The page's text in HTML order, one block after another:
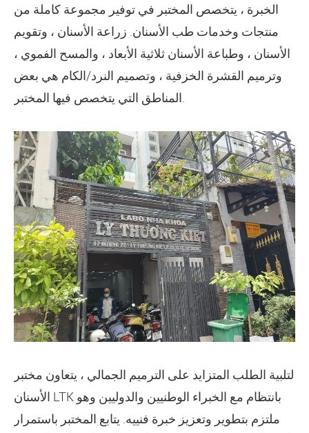
الخبرة ، يتخصص المختبر في توفير مجموعة كاملة من
منتجات وخدمات طب الأسنان. زراعة الأسنان ، وتقويم
الأسنان ، وطباعة الأسنان ثلاثية الأبعاد ، والمسح الفموي ،
وترميم القشرة الخزفية ، وتصميم النرد/الكام هي بعض
لتلبية الطلب المتزايد على الترميم الجمالي ، يتعاون مختبر
الأسنان LTK بانتظام مع الخبراء الوطنيين والدوليين وهو
ملتزم بتطوير وتعزيز خبرة فنييه. يتابع المختبر باستمرار